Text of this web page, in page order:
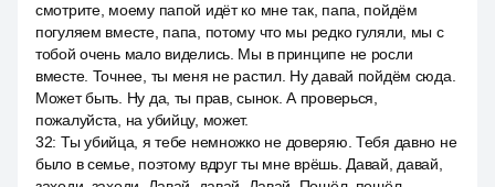
смотрите, моему папой идёт ко мне так, папа, пойдём
погуляем вместе, папа, потому что мы редко гуляли, мы с
тобой очень мало виделись. Мы в принципе не росли
вместе. Точнее, ты меня не растил. Ну давай пойдём сюда.
Может быть. Ну да, ты прав, сынок. А проверься,
пожалуйста, на убийцу, может.
32: Ты убийца, я тебе немножко не доверяю. Тебя давно не
было в семье, поэтому вдруг ты мне врёшь. Давай, давай,